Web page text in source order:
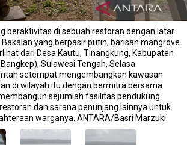
beraktivitas di sebuah restoran dengan latar
yang berpasir putih, barisan mangrove
dari Desa Kautu, Tinangkung, Kabupaten
Sulawesi Tengah, Selasa
setempat mengembangkan kawasan
di wilayah itu dengan bermitra bersama
sejumlah fasilitas pendukung
dan sarana penunjang lainnya untuk
warganya. ANTARA/Basri Marzuki